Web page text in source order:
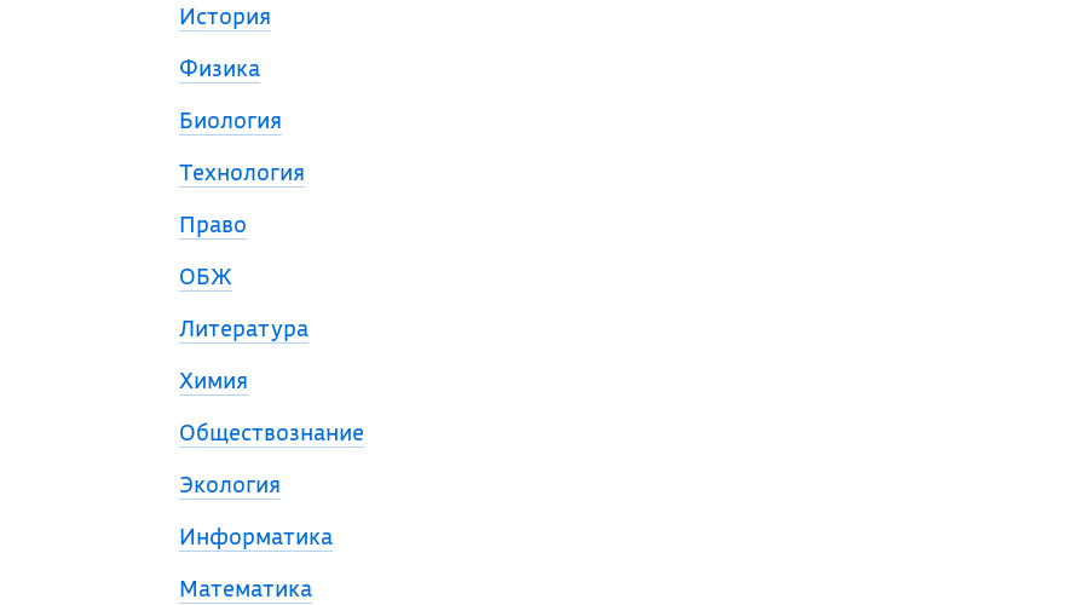
История
Физика
Биология
Технология
Право
ОБЖ
Литература
Химия
Обществознание
Экология
Информатика
Математика